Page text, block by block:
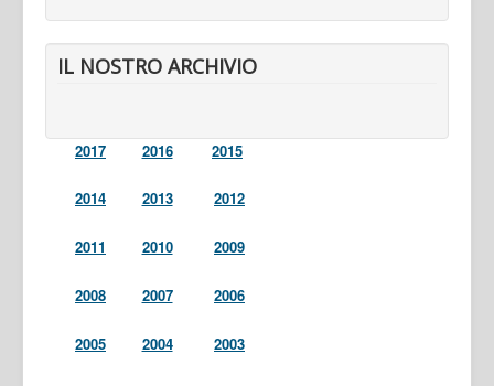
IL NOSTRO ARCHIVIO
2017 2016 2015
2014 2013 2012
2011 2010 2009
2008 2007 2006
2005 2004 2003